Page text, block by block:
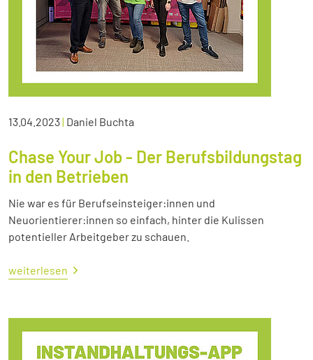
13.04.2023| Daniel Buchta
Chase Your Job - Der Berufsbildungstag
in den Betrieben
Nie war es für Berufseinsteiger:innen und
Neuorientierer:innen so einfach, hinter die Kulissen
potentieller Arbeitgeber zu schauen.
weiterlesen